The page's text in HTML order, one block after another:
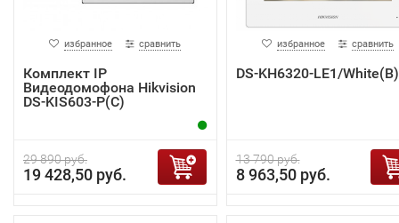
избранное сравнить
Комплект IP
Видеодомофона Hikvision
DS-KIS603-P(C)
29 890 руб.
19 428,50 руб.
избранное сравнить
DS-KH6320-LE1/White(B)
13 790 руб.
8 963,50 руб.